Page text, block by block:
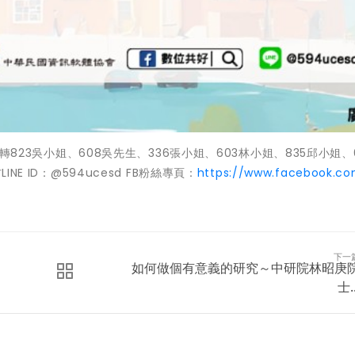
吳小姐、608吳先生、336張小姐、603林小姐、835邱小姐、
ID：@594ucesd FB粉絲專頁： https://
下一
如何做個有意義的研究～中研院林昭庚
士